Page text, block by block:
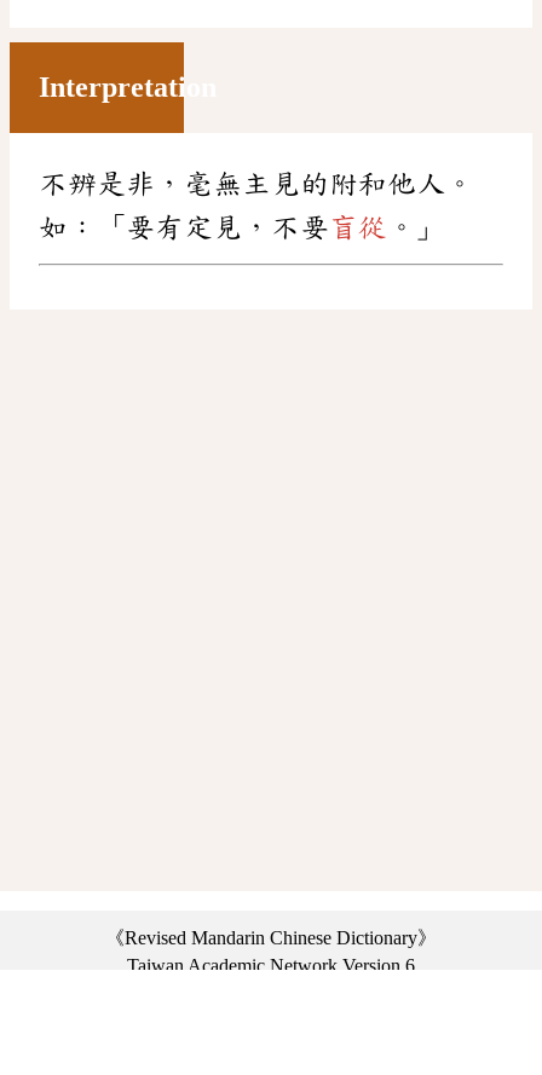
Interpretation
不辨是非，毫無主見的附和他人。
如：「要有定見，不要盲從 。」
《Revised Mandarin Chinese Dictionary》
Taiwan Academic Network Version 6